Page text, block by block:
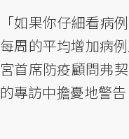
「如果你仔細看病
每周的平均增加病
宮首席防疫顧問弗
的專訪中擔憂地警告